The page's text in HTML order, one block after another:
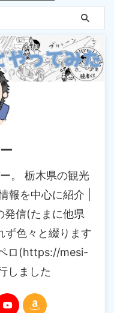
。 栃木県の観光
報を中心に紹介 |
発信(たまに他県
ず色々と綴ります
ロ(https://mesi-
しました